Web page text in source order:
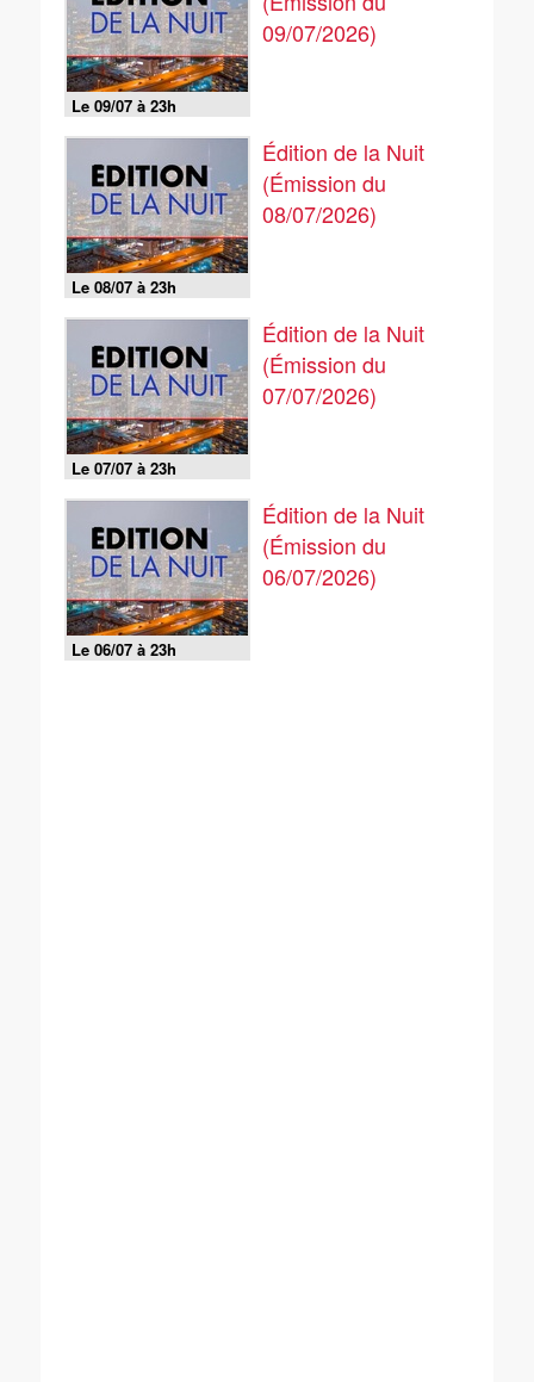
Le 09/07 à 23h
09/07/2026)
Le 08/07 à 23h
Édition de la Nuit
(Émission du
08/07/2026)
Le 07/07 à 23h
Édition de la Nuit
(Émission du
07/07/2026)
Le 06/07 à 23h
Édition de la Nuit
(Émission du
06/07/2026)